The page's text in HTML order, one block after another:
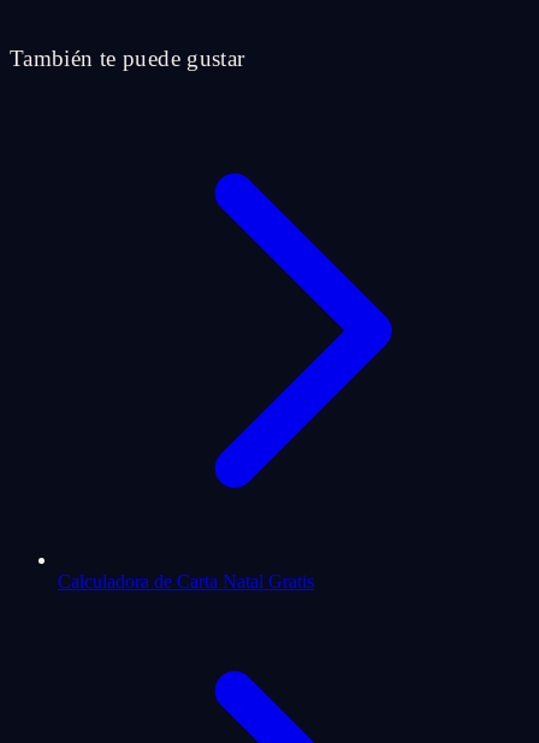
También te puede gustar
Calculadora de Carta Natal Gratis